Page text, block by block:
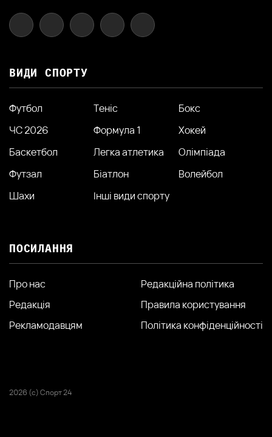
ВИДИ СПОРТУ
Футбол Теніс
Бокс
ЧС 2026
Формула 1
Хокей
Баскетбол
Легка атлетика
Олімпіада
Футзал
Біатлон
Волейбол
Шахи
Інші види спорту
ПОСИЛАННЯ
Про нас
Редакція
Рекламодавцям
Редакційна політика
Правила користування
Політика конфіденційності
2026 (с) Спорт 24